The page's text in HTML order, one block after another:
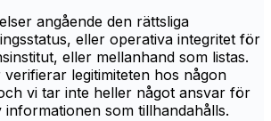
angående den rättsliga
eller operativa integritet för
eller mellanhand som listas.
legitimiteten hos någon
vi tar inte heller något ansvar för
informationen som tillhandahålls.